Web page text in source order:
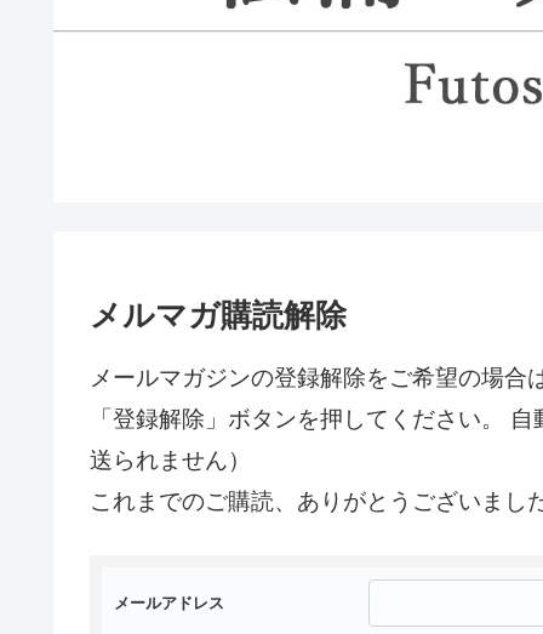
メルマガ購読解除
メールマガジンの登録解除をご希望の場
「登録解除」ボタンを押してください。
送られません）
これまでのご購読、ありがとうございまし
メールアドレス